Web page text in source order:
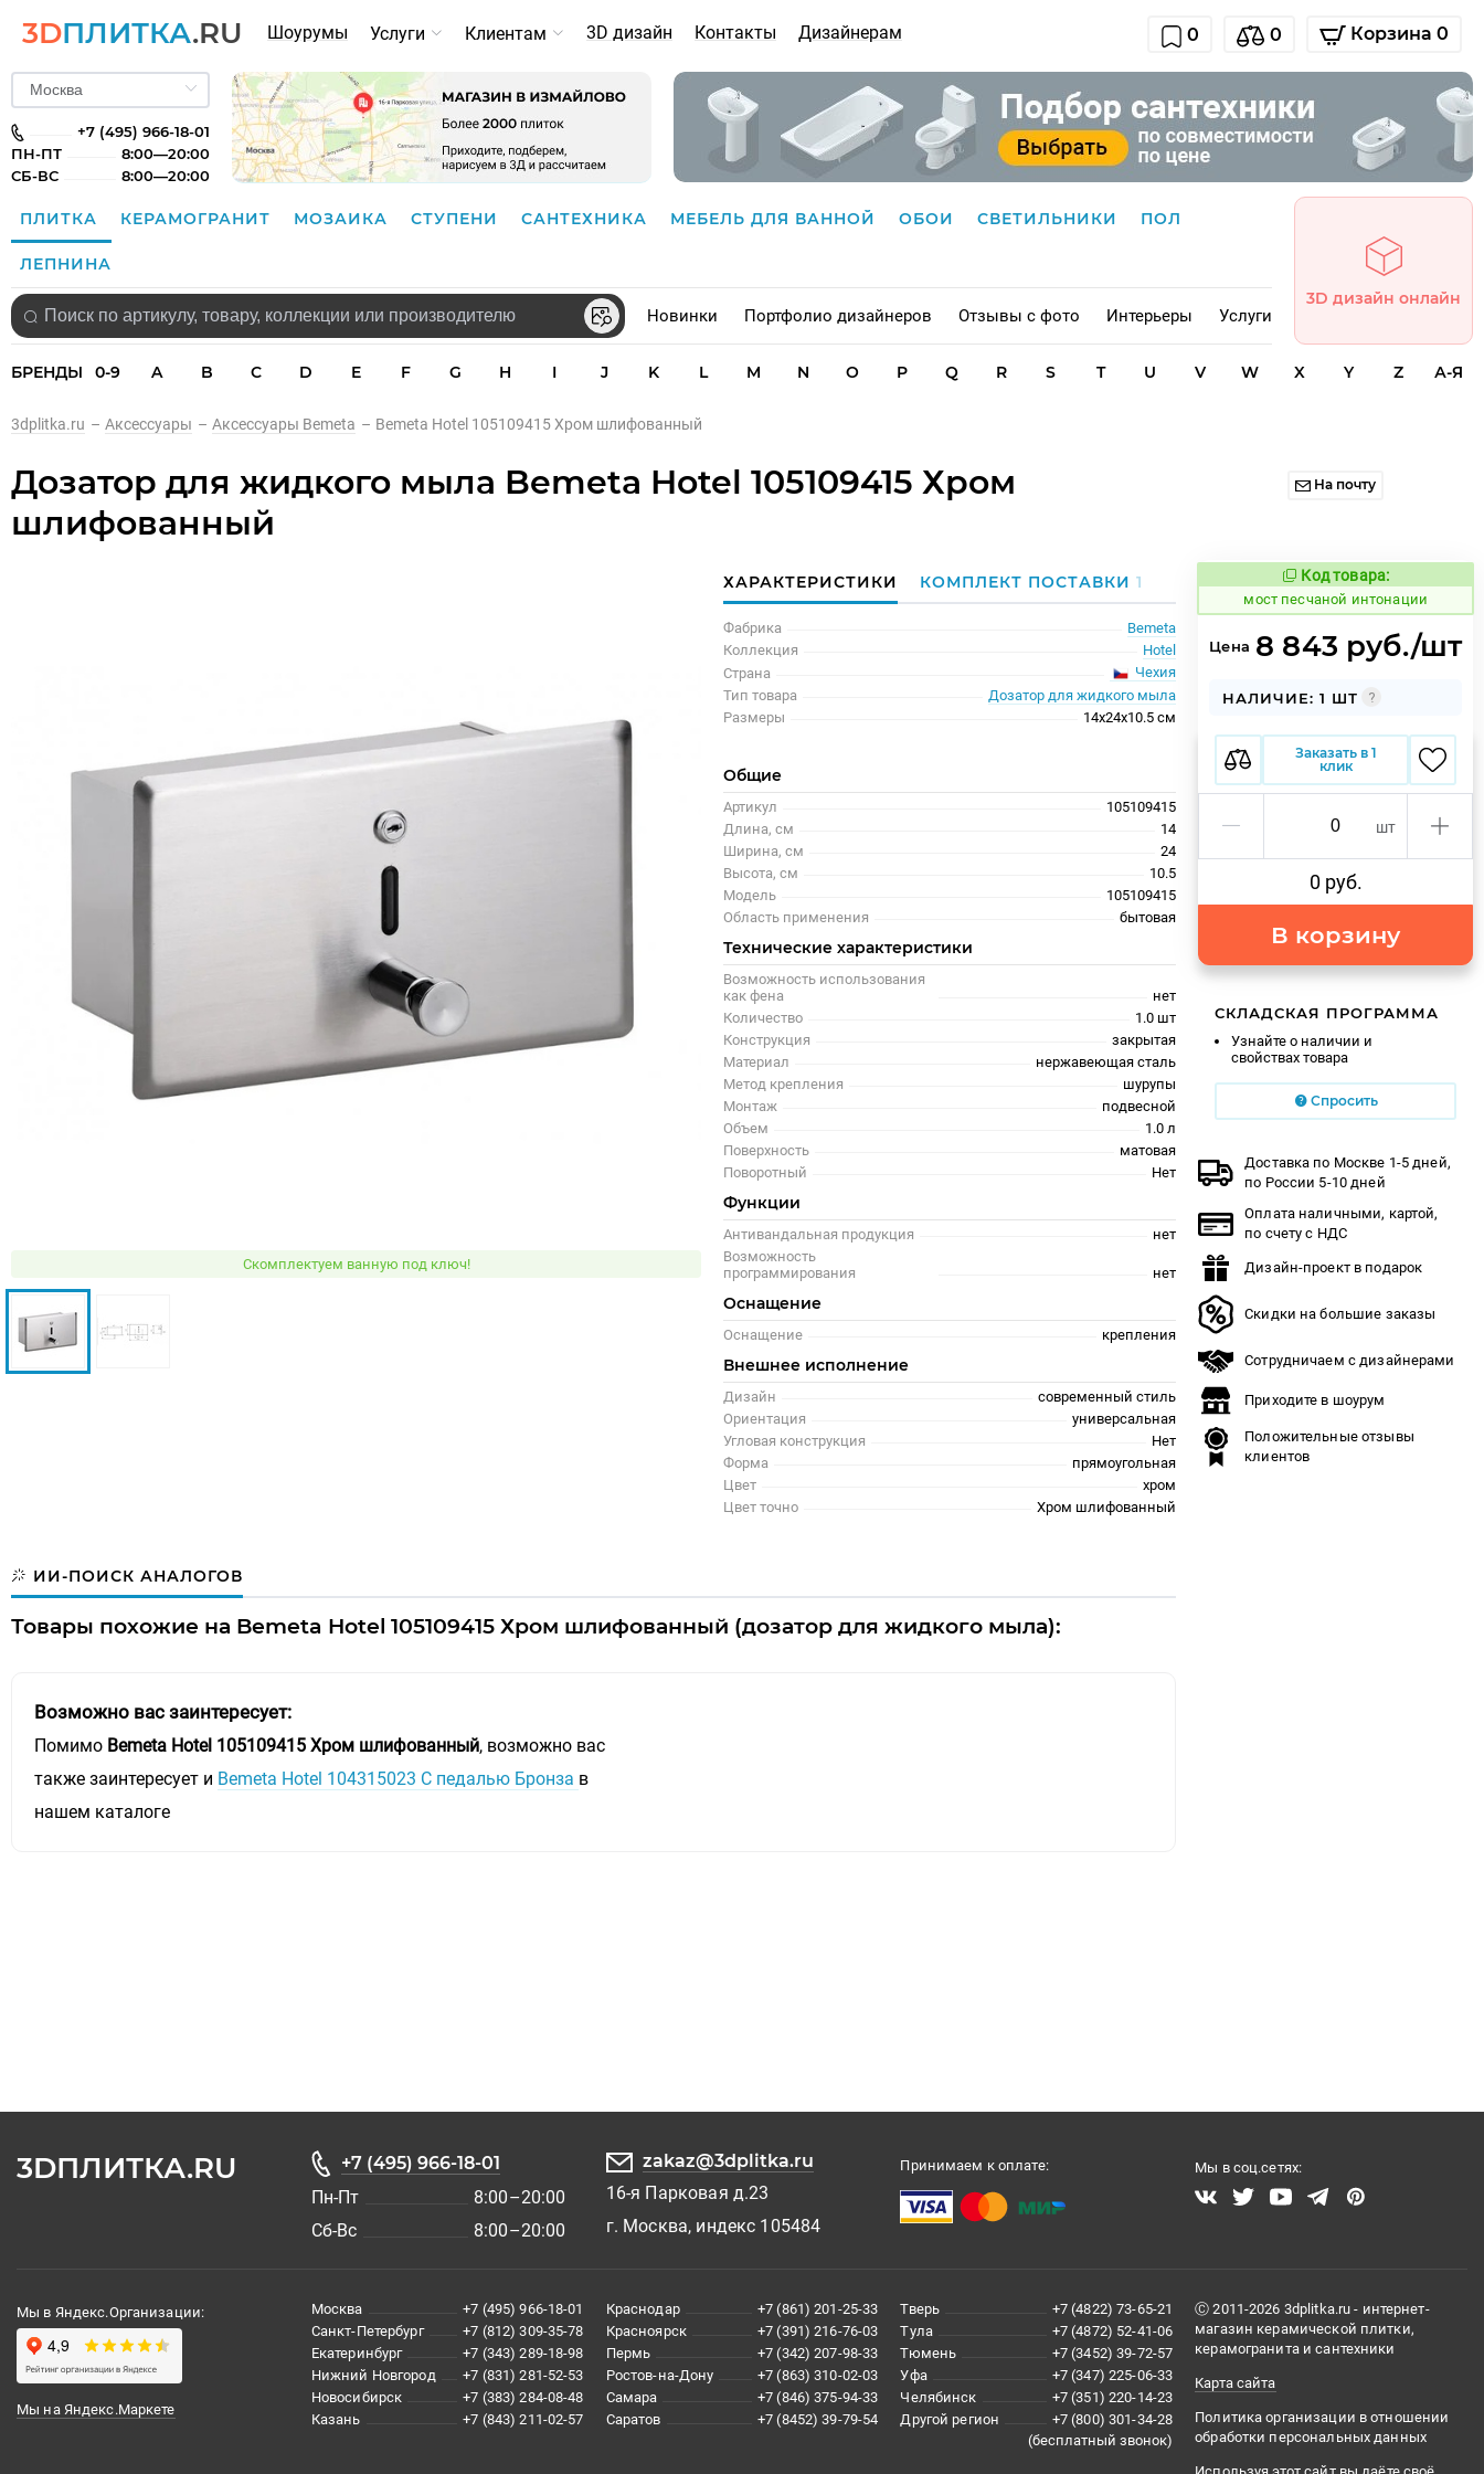
3DПЛИТКА.RU Шоурумы Услуги Клиентам 3D дизайн Контакты Дизайнерам 0 0 Корзина 0
+7 (495) 966-18-01
ПН-ПТ
8:00—20:00
СБ-ВС
8:00—20:00
ПЛИТКА КЕРАМОГРАНИТ МОЗАИКА СТУПЕНИ САНТЕХНИКА МЕБЕЛЬ ДЛЯ ВАННОЙ ОБОИ СВЕТИЛЬНИКИ ПОЛ
ЛЕПНИНА
Новинки Портфолио дизайнеров Отзывы с фото Интерьеры Услуги
3D дизайн онлайн
БРЕНДЫ 0-9 A B C D E F G H I J K L M N O P Q R S T U V W X Y Z А-Я
3dplitka.ru – Аксессуары – Аксессуары Bemeta – Bemeta Hotel 105109415 Хром шлифованный
Дозатор для жидкого мыла Bemeta Hotel 105109415 Хром
шлифованный
На почту
Скомплектуем ванную под ключ!
ХАРАКТЕРИСТИКИ КОМПЛЕКТ ПОСТАВКИ1
Фабрика
Bemeta
Коллекция
Hotel
Страна
Чехия
Тип товара
Дозатор для жидкого мыла
Размеры
14x24x10.5 см
Общие
Артикул
105109415
Длина, см
14
Ширина, см
24
Высота, см
10.5
Модель
105109415
Область применения
бытовая
Технические характеристики
Возможность использования
как фена
нет
Количество
1.0 шт
Конструкция
закрытая
Материал
нержавеющая сталь
Метод крепления
шурупы
Монтаж
подвесной
Объем
1.0 л
Поверхность
матовая
Поворотный
Нет
Функции
Антивандальная продукция
нет
Возможность
программирования
нет
Оснащение
Оснащение крепления
Внешнее исполнение
Дизайн
современный стиль
Ориентация
универсальная
Угловая конструкция
Нет
Форма
прямоугольная
Цвет
хром
Цвет точно
Хром шлифованный
ИИ-ПОИСК АНАЛОГОВ
Товары похожие на Bemeta Hotel 105109415 Хром шлифованный (дозатор для жидкого мыла):
Возможно вас заинтересует:
Помимо Bemeta Hotel 105109415 Хром шлифованный, возможно вас
также заинтересует и Bemeta Hotel 104315023 С педалью Бронза в
нашем каталоге
Код товара:
1024658 Код товара:
мост песчаной интонации
Цена 8 843 руб./шт
НАЛИЧИЕ: 1 ШТ
Заказать в 1
клик
шт
0 руб.
В корзину
СКЛАДСКАЯ ПРОГРАММА
Узнайте о наличии и
свойствах товара
Спросить
Доставка по Москве 1-5 дней,
по России 5-10 дней
Оплата наличными, картой,
по счету с НДС
Дизайн-проект в подарок
Скидки на большие заказы
Сотрудничаем с дизайнерами
Приходите в шоурум
Положительные отзывы
клиентов
3DПЛИТКА.RU
+7 (495) 966-18-01
Пн-Пт
8:00–20:00
Сб-Вс
8:00–20:00
zakaz@3dplitka.ru
16-я Парковая д.23
г. Москва, индекс 105484
Принимаем к оплате: Мы в соц.сетях:
Мы в Яндекс.Организации:
Мы на Яндекс.Маркете
Москва
+7 (495) 966-18-01
Санкт-Петербург
+7 (812) 309-35-78
Екатеринбург
+7 (343) 289-18-98
Нижний Новгород
+7 (831) 281-52-53
Новосибирск
+7 (383) 284-08-48
Казань
+7 (843) 211-02-57
Краснодар
+7 (861) 201-25-33
Красноярск
+7 (391) 216-76-03
Пермь
+7 (342) 207-98-33
Ростов-на-Дону
+7 (863) 310-02-03
Самара
+7 (846) 375-94-33
Саратов
+7 (8452) 39-79-54
Тверь
+7 (4822) 73-65-21
Тула
+7 (4872) 52-41-06
Тюмень
+7 (3452) 39-72-57
Уфа
+7 (347) 225-06-33
Челябинск
+7 (351) 220-14-23
Другой регион
+7 (800) 301-34-28
(бесплатный звонок)
Ⓒ 2011-2026 3dplitka.ru - интернет-
магазин керамической плитки,
керамогранита и сантехники
Карта сайта
Политика организации в отношении
обработки персональных данных